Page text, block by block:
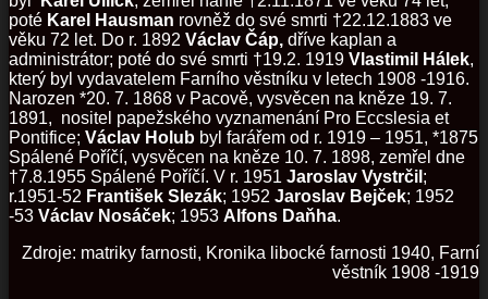
poté Karel Hausman rovněž do své smrti †22.12.1883 ve
věku 72 let. Do r. 1892 Václav Čáp, dříve kaplan a
administrátor; poté do své smrti †19.2. 1919 Vlastimil Hálek,
který byl vydavatelem Farního věstníku v letech 1908 -1916.
Narozen *20. 7. 1868 v Pacově, vysvěcen na kněze 19. 7.
1891, nositel papežského vyznamenání Pro Eccslesia et
Pontifice; Václav Holub byl farářem od r. 1919 – 1951, *1875
Spálené Poříčí, vysvěcen na kněze 10. 7. 1898, zemřel dne
†7.8.1955 Spálené Poříčí. V r. 1951 Jaroslav Vystrčil ;
r.1951-52 František Slezák; 1952 Jaroslav Bejček; 1952
-53 Václav Nosáček; 1953 Alfons Daňha.
Zdroje: matriky farnosti, Kronika libocké farnosti 1940, Farní
věstník 1908 -1919